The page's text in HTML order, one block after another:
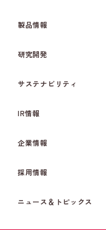
製品情報
研究開発
サステナビリティ
IR情報
企業情報
採用情報
ニュース＆トピックス